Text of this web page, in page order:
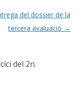
del dossier de la
tercera avaluació →
del 2n.